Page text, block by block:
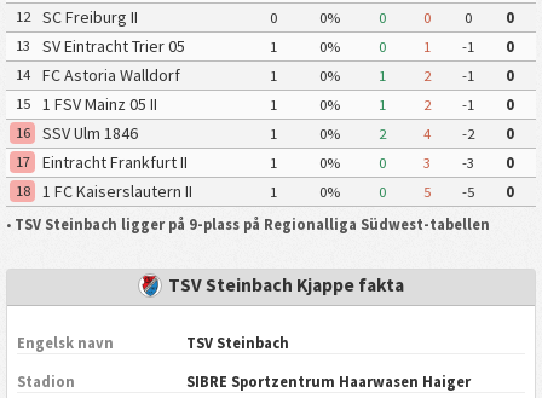
12
SC Freiburg II 0 0% 0 0 0
0
13
SV Eintracht Trier 05 1 0% 0 1 -1
0
14
FC Astoria Walldorf 1 0% 1 2 -1
0
15
1 FSV Mainz 05 II 1 0% 1 2 -1
0
16
SSV Ulm 1846 1 0% 2 4 -2
0
17
Eintracht Frankfurt II 1 0% 0 3 -3
0
18
1 FC Kaiserslautern II 1 0% 0 5 -5
0
• TSV Steinbach ligger på 9-plass på Regionalliga Südwest-tabellen
TSV Steinbach Kjappe fakta
Engelsk navn TSV Steinbach
Stadion SIBRE Sportzentrum Haarwasen Haiger